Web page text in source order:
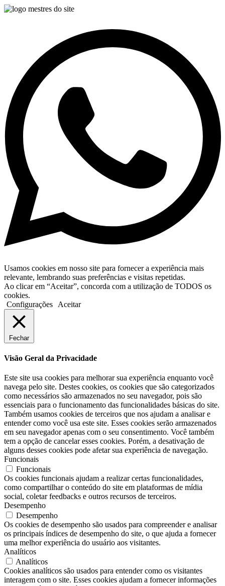
Usamos cookies em nosso site para fornecer a experiência mais
relevante, lembrando suas preferências e visitas repetidas.
Ao clicar em “Aceitar”, concorda com a utilização de TODOS os
cookies.
Configurações
Aceitar
Fechar
Visão Geral da Privacidade
Este site usa cookies para melhorar sua experiência enquanto você
navega pelo site. Destes cookies, os cookies que são categorizados
como necessários são armazenados no seu navegador, pois são
essenciais para o funcionamento das funcionalidades básicas do site.
Também usamos cookies de terceiros que nos ajudam a analisar e
entender como você usa este site. Esses cookies serão armazenados
em seu navegador apenas com o seu consentimento. Você também
tem a opção de cancelar esses cookies. Porém, a desativação de
alguns desses cookies pode afetar sua experiência de navegação.
Funcionais
Funcionais
Os cookies funcionais ajudam a realizar certas funcionalidades,
como compartilhar o conteúdo do site em plataformas de mídia
social, coletar feedbacks e outros recursos de terceiros.
Desempenho
Desempenho
Os cookies de desempenho são usados ​​para compreender e analisar
os principais índices de desempenho do site, o que ajuda a fornecer
uma melhor experiência do usuário aos visitantes.
Analíticos
Analíticos
Cookies analíticos são usados ​​para entender como os visitantes
interagem com o site. Esses cookies ajudam a fornecer informações